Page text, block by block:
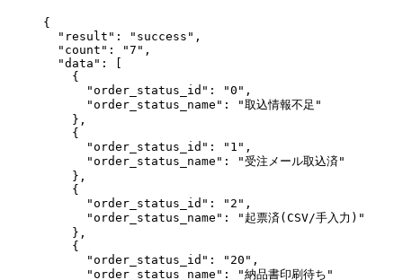
{
"result" : " success " ,
"count" : "7 " ,
"data" : [
{
"order_status_id" : "0 " ,
"order_status_name" : "取込情報不足 "
},
{
"order_status_id" : " 1 " ,
"order_status_name" : "受注メール取込済 "
},
{
"order_status_id" : " 2 " ,
"order_status_name" : " 起票済(CSV/手入力) "
},
{
"order_status_id" : " 20 " ,
"order_status_name" : "納品書印刷待ち "